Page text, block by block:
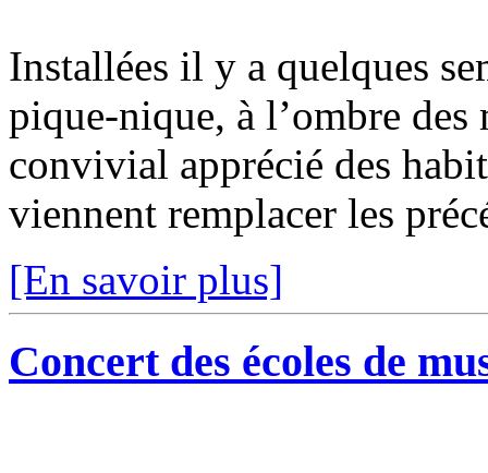
Installées il y a quelques
pique-nique, à l’ombre
convivial apprécié des
viennent remplacer les
[En savoir plus]
Concert des écoles de